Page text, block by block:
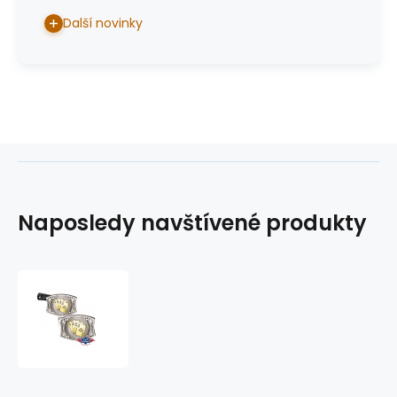
Další novinky
Naposledy navštívené produkty